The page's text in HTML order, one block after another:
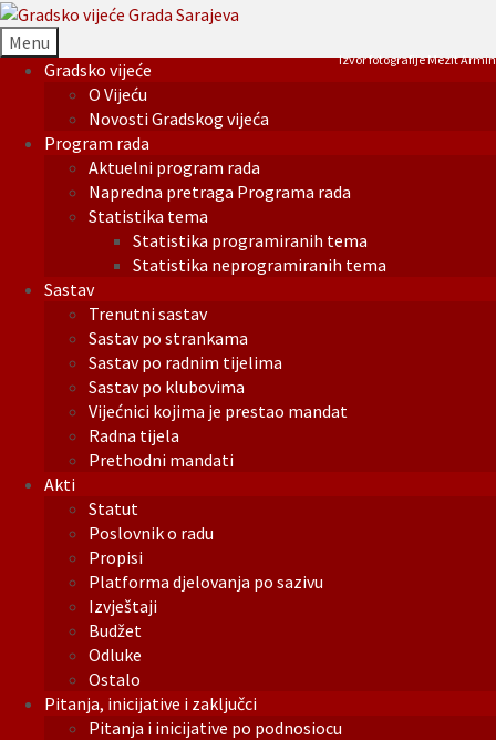
Menu
Gradsko vijeće
O Vijeću
Novosti Gradskog vijeća
Program rada
Aktuelni program rada
Napredna pretraga Programa rada
Statistika tema
Statistika programiranih tema
Statistika neprogramiranih tema
Sastav
Trenutni sastav
Sastav po strankama
Sastav po radnim tijelima
Sastav po klubovima
Vijećnici kojima je prestao mandat
Radna tijela
Prethodni mandati
Akti
Statut
Poslovnik o radu
Propisi
Platforma djelovanja po sazivu
Izvještaji
Budžet
Odluke
Ostalo
Pitanja, inicijative i zaključci
Pitanja i inicijative po podnosiocu
Izvor fotografije Mezit Armin